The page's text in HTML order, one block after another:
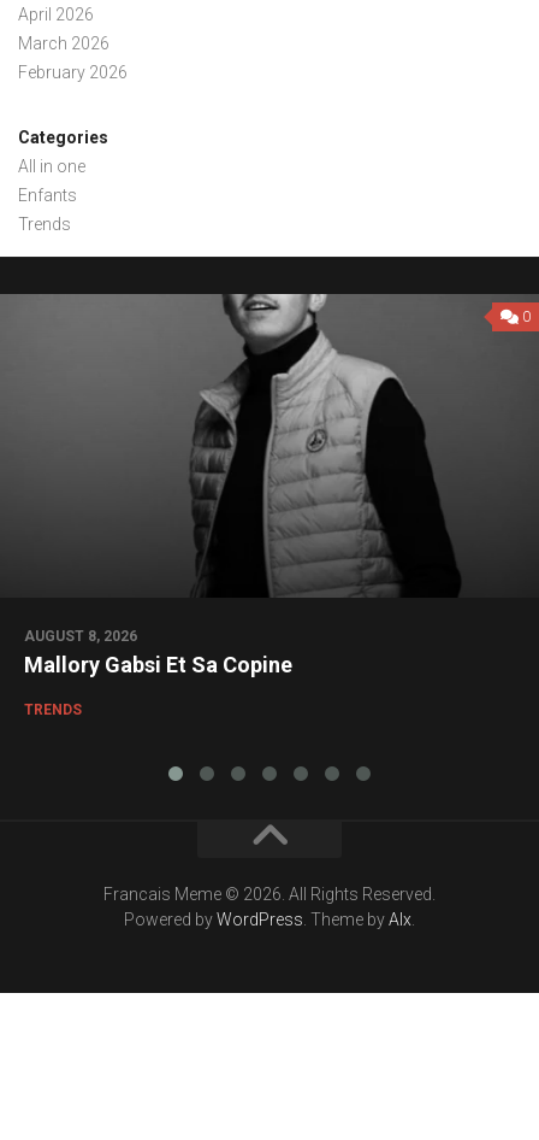
April 2026
March 2026
February 2026
Categories
All in one
Enfants
Trends
0
AUGUST 8, 2026
Mallory Gabsi Et Sa Copine
TRENDS
Francais Meme © 2026. All Rights Reserved.
Powered byWordPress. Theme byAlx.